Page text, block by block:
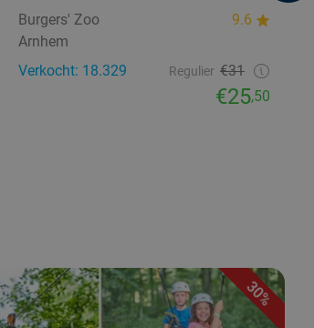
Burgers' Zoo
9.6
Arnhem
Verkocht: 18.329
Regulier €31
€25,50
30%